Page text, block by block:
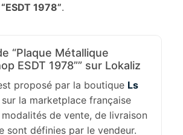
“ESDT 1978”.
“Plaque Métallique
ESDT 1978”” sur Lokaliz
proposé par la boutique Ls
sur la marketplace française
de vente, de livraison
sont définies par le vendeur.